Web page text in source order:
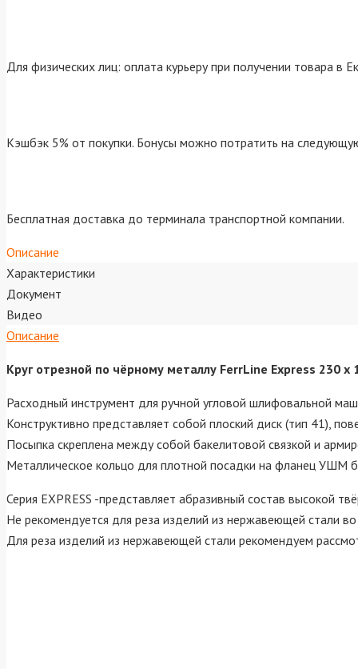
Для физических лиц: оплата курьеру при получении товара в
Кэшбэк 5% от покупки. Бонусы можно потратить на
Бесплатная доставка до терминала транспортной компании.
Описание
Характеристики
Документ
Видео
Описание
Круг отрезной по чёрному металлу FerrLine Express 230 х
Расходный инструмент для ручной угловой шлифовальной
Конструктивно представляет собой плоский диск (тип 41),
Посыпка скреплена между собой бакелитовой связкой и
Металлическое кольцо для плотной посадки на фланец УШМ
Серия EXPRESS -представляет абразивный состав высокой
Не рекомендуется для реза изделий из нержавеющей стали
Для реза изделий из нержавеющей стали рекомендуем